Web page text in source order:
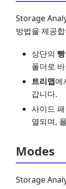
Storage
방법을 제공
상단의
폴더로
트리맵에
갑니다.
사이드
열되며,
Modes
Storage